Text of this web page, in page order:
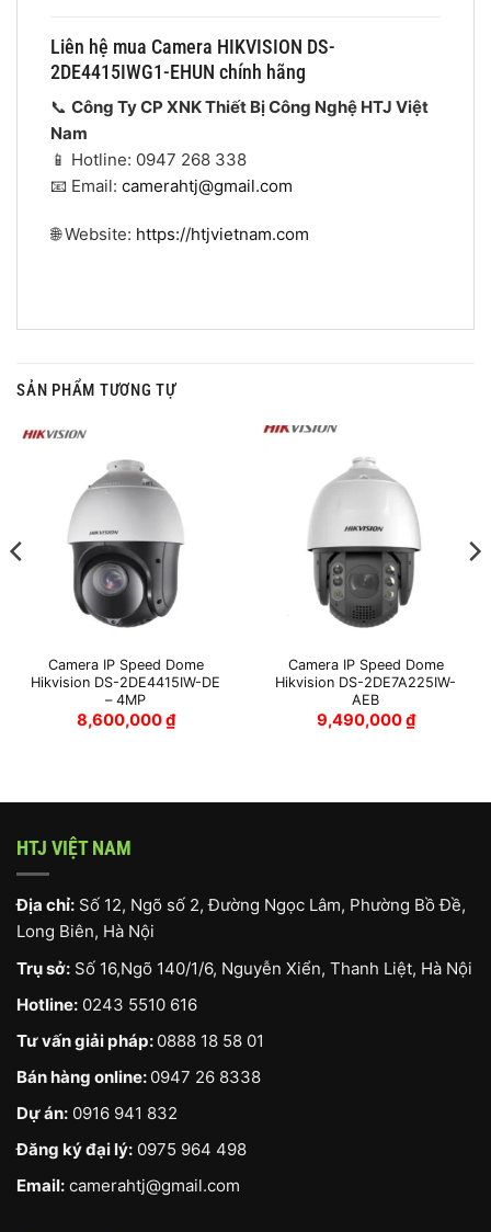
Liên hệ mua Camera HIKVISION DS-
2DE4415IWG1-EHUN chính hãng
📞 Công Ty CP XNK Thiết Bị Công Nghệ HTJ Việt
Nam
📱 Hotline: 0947 268 338
📧 Email: camerahtj@gmail.com
🌐 Website: https://htjvietnam.com
SẢN PHẨM TƯƠNG TỰ
Camera IP Speed Dome
Hikvision DS-2DE4415IW-DE
– 4MP
8,600,000₫
Camera IP Speed Dome
Hikvision DS-2DE7A225IW-
AEB
9,490,000₫
HTJ VIỆT NAM
Địa chỉ: Số 12, Ngõ số 2, Đường Ngọc Lâm, Phường Bồ Đề,
Long Biên, Hà Nội
Trụ sở: Số 16,Ngõ 140/1/6, Nguyễn Xiển, Thanh Liệt, Hà Nội
Hotline: 0243 5510 616
Tư vấn giải pháp: 0888 18 58 01
Bán hàng online: 0947 26 8338
Dự án: 0916 941 832
Đăng ký đại lý: 0975 964 498
Email: camerahtj@gmail.com